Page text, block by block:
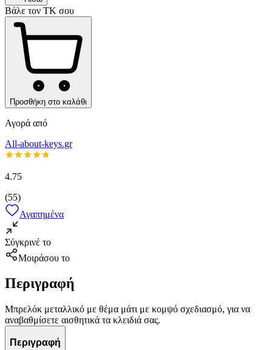
Βάλε τον ΤΚ σου
Προσθήκη στο καλάθι
Αγορά από
All-about-keys.gr
4.75
(55)
Αγαπημένα
Σύγκρινέ το
Μοιράσου το
Περιγραφή
Μπρελόκ μεταλλικό με θέμα μάτι με κομψό σχεδιασμό, για να
αναβαθμίσετε αισθητικά τα κλειδιά σας.
Περιγραφή